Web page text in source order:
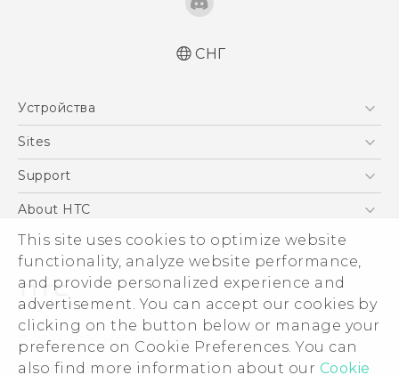
This site uses cookies to optimize website
functionality, analyze website performance,
and provide personalized experience and
advertisement. You can accept our cookies by
clicking on the button below or manage your
preference on Cookie Preferences. You can
also find more information about our Cookie
Русский - Руководство пользователя
соответствию стандартам
Қазақ - жұмысты бастау нұсқаулығы
Quick start guide
User manual
Safety and regulatory guide
СНГ
Устройства
5G
EXODUS
VIVE
Sites
HTC Dev
Support
ПОДДЕРЖКА
About HTC
ESG
Инвестирование
Политика конфиденциальности
Безопасность продуктов
Вакансии
© 2011-2026 HTC Corporation
Условия использования.